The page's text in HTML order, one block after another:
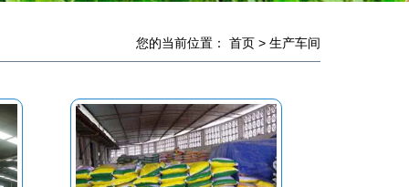
您的当前位置： 首页 > 生产车间